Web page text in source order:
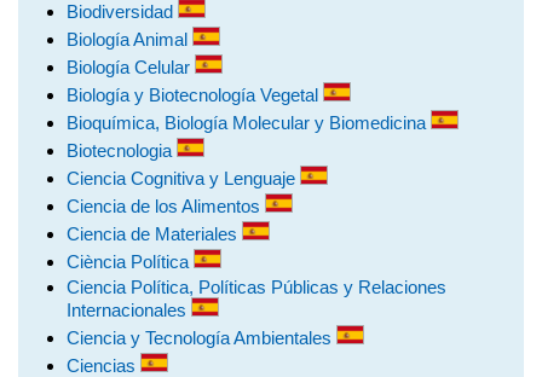
Biodiversidad
Biología Animal
Biología Celular
Biología y Biotecnología Vegetal
Bioquímica, Biología Molecular y Biomedicina
Biotecnologia
Ciencia Cognitiva y Lenguaje
Ciencia de los Alimentos
Ciencia de Materiales
Ciència Política
Ciencia Política, Políticas Públicas y Relaciones
Internacionales
Ciencia y Tecnología Ambientales
Ciencias